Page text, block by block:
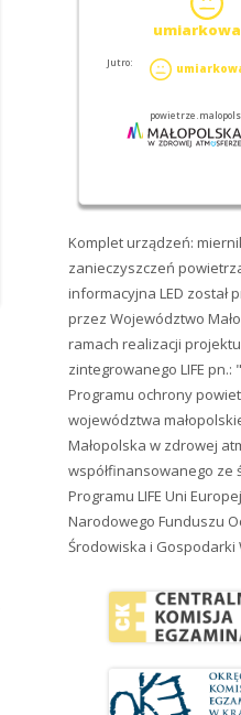
Komplet urządzeń:
zanieczyszczeń
informacyjna LED został
przez Województwo
ramach realizacji projektu
zintegrowanego LIFE pn.:
Programu ochrony
województwa
Małopolska w zdrowej
współfinansowanego ze
Programu LIFE Uni
Narodowego Funduszu
Środowiska i Gospodarki